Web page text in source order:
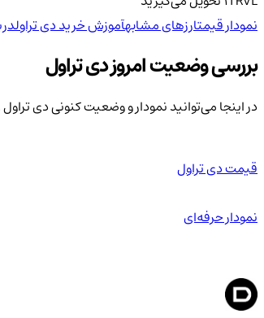
نمودار قیمتارزهای مشابهآموزش خرید دی تراول
بررسی وضعیت امروز دی تراول
در اینجا می‌توانید نمودار و وضعیت کنونی دی
قیمت دی تراول
نمودار حرفه‌ای